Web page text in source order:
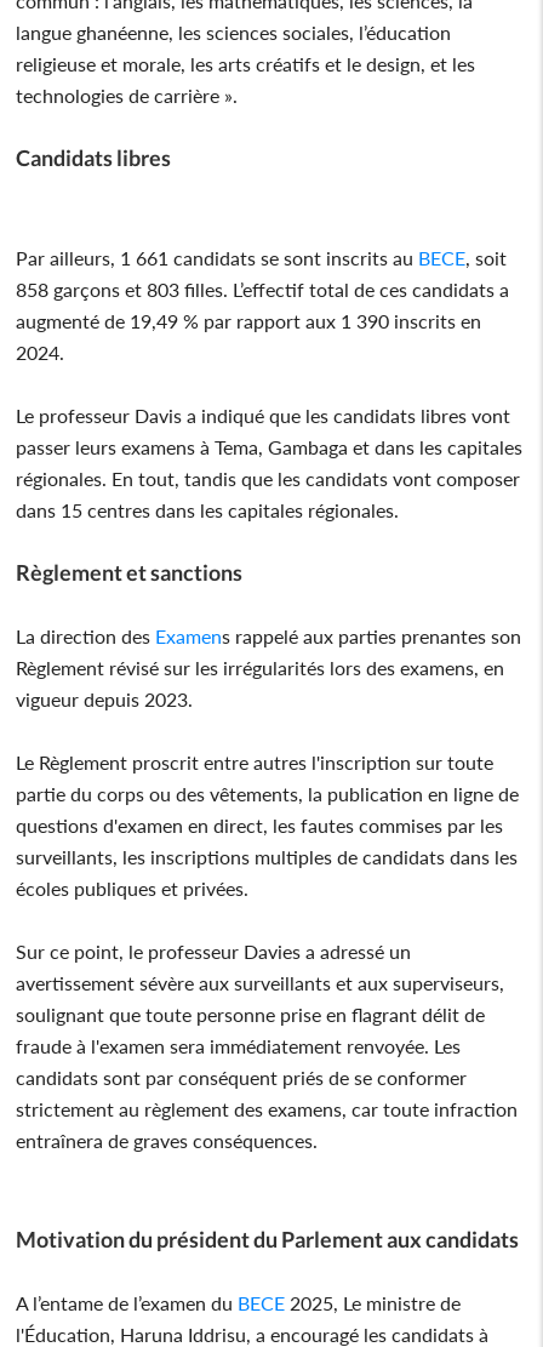
langue ghanéenne, les sciences sociales, l’éducation
religieuse et morale, les arts créatifs et le design, et les
technologies de carrière ».
Candidats libres
Par ailleurs, 1 661 candidats se sont inscrits au BECE , soit
858 garçons et 803 filles. L’effectif total de ces candidats a
augmenté de 19,49 % par rapport aux 1 390 inscrits en
2024.
Le professeur Davis a indiqué que les candidats libres vont
passer leurs examens à Tema, Gambaga et dans les capitales
régionales. En tout, tandis que les candidats vont composer
dans 15 centres dans les capitales régionales.
Règlement et sanctions
La direction des Examens rappelé aux parties prenantes son
Règlement révisé sur les irrégularités lors des examens, en
vigueur depuis 2023.
Le Règlement proscrit entre autres l'inscription sur toute
partie du corps ou des vêtements, la publication en ligne de
questions d'examen en direct, les fautes commises par les
surveillants, les inscriptions multiples de candidats dans les
écoles publiques et privées.
Sur ce point, le professeur Davies a adressé un
avertissement sévère aux surveillants et aux superviseurs,
soulignant que toute personne prise en flagrant délit de
fraude à l'examen sera immédiatement renvoyée. Les
candidats sont par conséquent priés de se conformer
strictement au règlement des examens, car toute infraction
entraînera de graves conséquences.
Motivation du président du Parlement aux candidats
A l’entame de l’examen du BECE 2025, Le ministre de
l'Éducation, Haruna Iddrisu, a encouragé les candidats à